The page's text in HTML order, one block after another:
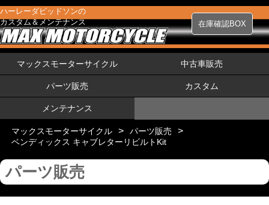
ハーレーダビッドソンの
カスタム＆メンテナンス
在庫確認BOX
マックスモーターサイクル 中古車販売
パーツ販売 カスタム
メンテナンス
マックスモーターサイクル > パーツ販売 >
ベンディックス キャブレターリビルトKit
パーツ販売